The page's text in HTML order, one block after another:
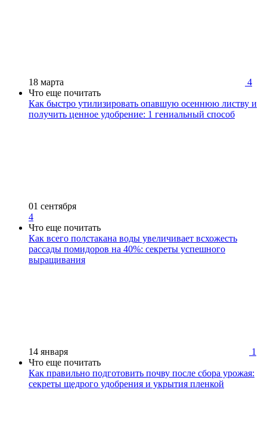
18 марта
4
Что еще почитать
Как быстро утилизировать опавшую осеннюю листву и
получить ценное удобрение: 1 гениальный способ
01 сентября
4
Что еще почитать
Как всего полстакана воды увеличивает всхожесть
рассады помидоров на 40%: секреты успешного
выращивания
14 января
1
Что еще почитать
Как правильно подготовить почву после сбора урожая:
секреты щедрого удобрения и укрытия пленкой